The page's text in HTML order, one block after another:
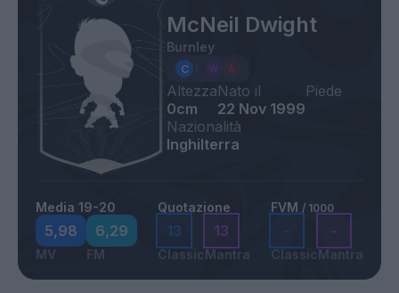
McNeil Dwight
Burnley
Altezza
0cm
Nato il
22 Nov 1999
Piede
Nazionalità
Inghilterra
Media 19-20
5,98
MV
6,29
FM
Quotazione
13
Classic
13
Mantra
FVM / 1000
-
Classic
-
Mantra